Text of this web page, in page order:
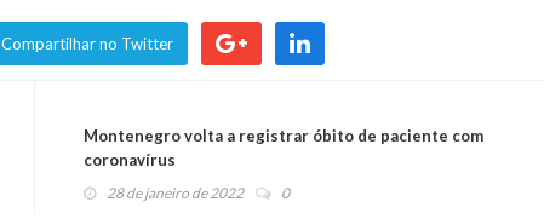
Compartilhar no Twitter
Montenegro volta a registrar óbito de paciente com
coronavírus
28 de janeiro de 2022 0